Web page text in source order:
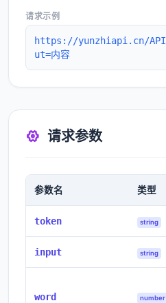
请求示例
https://yunzhiapi.cn/
ut=内容
请求参数
参数名 类型
token string
input string
word number